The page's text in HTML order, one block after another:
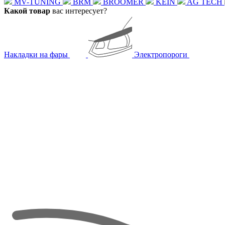
MV-TUNING
BRM BROOMER KEIN AG TECH
Какой товар вас интересует?
Накладки на фары Электропороги